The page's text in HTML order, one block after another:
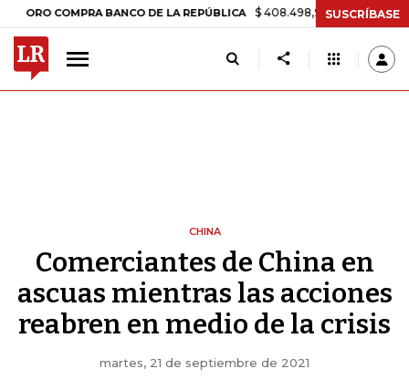
COMPRA BANCO DE LA REPÚBLICA $ 408.498,97 +$ 8.753,81 +2,19%
SUSCRÍBASE
CHINA
Comerciantes de China en
ascuas mientras las acciones
reabren en medio de la crisis
martes, 21 de septiembre de 2021